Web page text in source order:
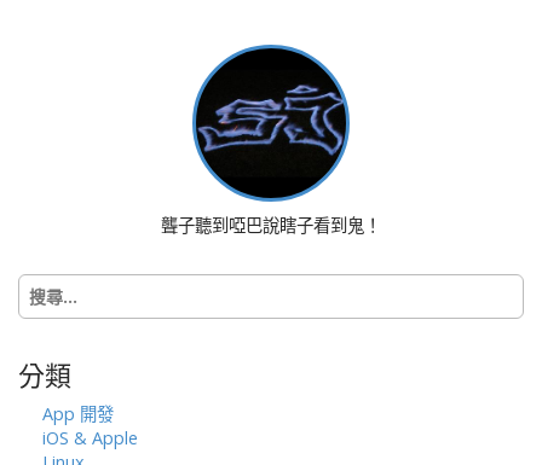
聾子聽到啞巴說瞎子看到鬼！
搜
尋
字:
分類
App 開發
iOS & Apple